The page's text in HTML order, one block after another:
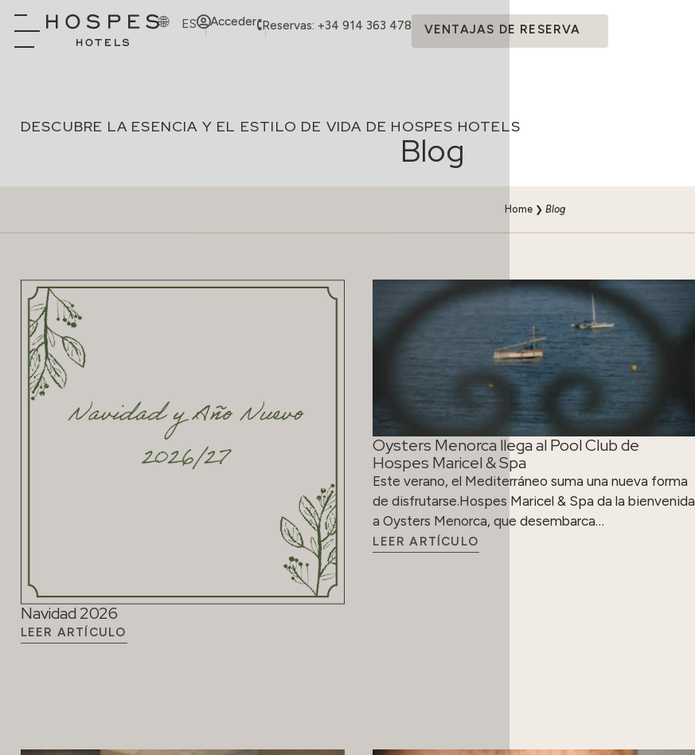
ES Acceder Reservas: +34 914 363 478 VENTAJAS DE RESERVA
DESCUBRE LA ESENCIA Y EL ESTILO DE VIDA DE HOSPES HOTELS
Blog
Home ❯ Blog
Navidad 2026
LEER ARTÍCULO
Oysters Menorca llega al Pool Club de
Hospes Maricel & Spa
Este verano, el Mediterráneo suma una nueva forma
de disfrutarse.Hospes Maricel & Spa da la bienvenida
a Oysters Menorca, que desembarca…
LEER ARTÍCULO